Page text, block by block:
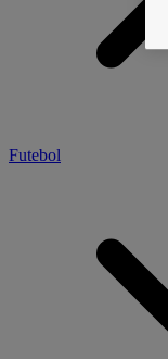
Futebol